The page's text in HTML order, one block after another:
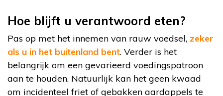
Hoe blijft u verantwoord eten?
Pas op met het innemen van rauw voedsel, zeker
als u in het buitenland bent. Verder is het
belangrijk om een gevarieerd voedingspatroon
aan te houden. Natuurlijk kan het geen kwaad
om incidenteel friet of gebakken aardappels te